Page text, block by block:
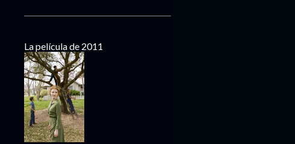
La película de 2011